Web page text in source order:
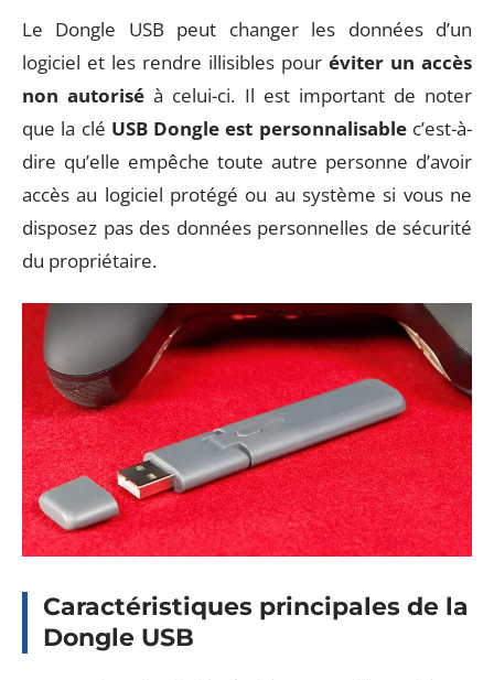
Le Dongle USB peut changer les données d’un
logiciel et les rendre illisibles pour éviter un accès
non autorisé à celui-ci. Il est important de noter
que la clé USB Dongle est personnalisable c’est-à-
dire qu’elle empêche toute autre personne d’avoir
accès au logiciel protégé ou au système si vous ne
disposez pas des données personnelles de sécurité
du propriétaire.
Caractéristiques principales de la
Dongle USB